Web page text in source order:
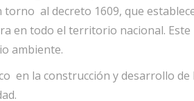
al decreto 1609, que
en todo el territorio nacional.
ambiente.
en la construcción y desarrollo